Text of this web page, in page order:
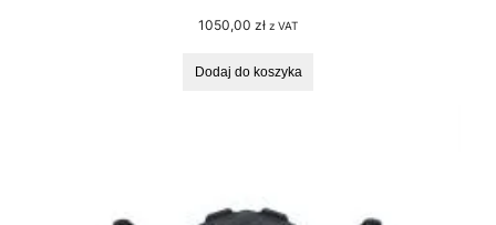
1050,00 zł z VAT
Dodaj do koszyka